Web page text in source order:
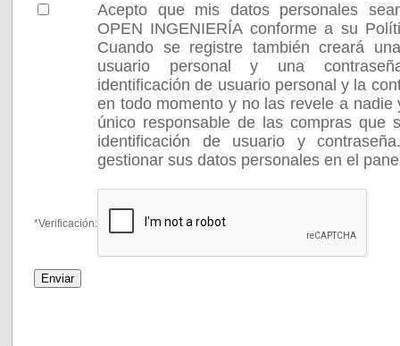
Acepto que mis datos personales
OPEN INGENIERÍA conforme a su
Cuando se registre también creará
usuario personal y una
identificación de usuario personal y la
en todo momento y no las revele a nadie
único responsable de las compras que
identificación de usuario y
gestionar sus datos personales en el
*Verificación: